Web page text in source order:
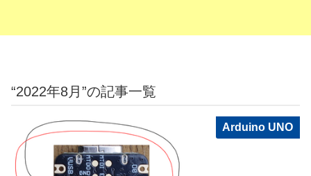
“2022年8月”の記事一覧
Arduino UNO